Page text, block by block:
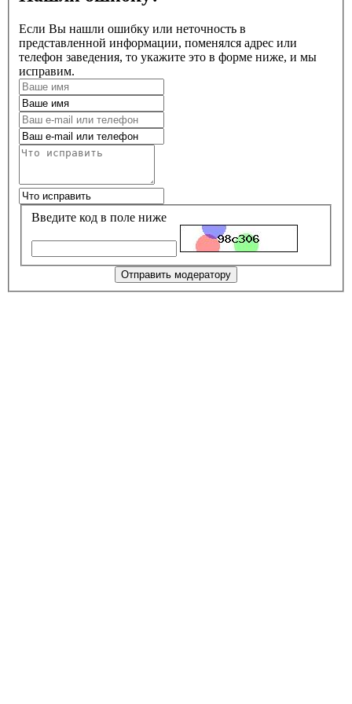
Если Вы нашли ошибку или неточность в
представленной информации, поменялся адрес или
телефон заведения, то укажите это в форме ниже, и мы
исправим.
Введите код в поле ниже
Отправить модератору